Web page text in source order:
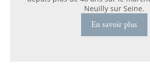
Neuilly sur Seine.
En savoir plus